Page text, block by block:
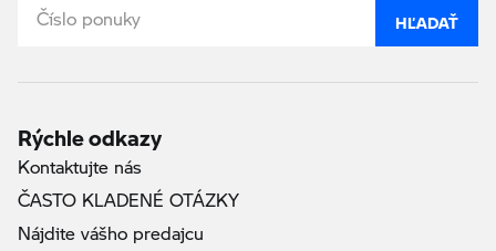
HĽADAŤ
Rýchle odkazy
Kontaktujte nás
ČASTO KLADENÉ OTÁZKY
Nájdite vášho predajcu